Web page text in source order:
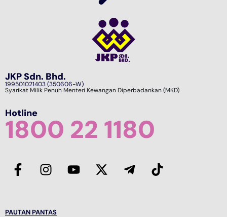
JKP Sdn. Bhd.
199501021403 (350606-W)
Syarikat Milik Penuh Menteri Kewangan Diperbadankan (MKD)
Hotline
1800 22 1180
PAUTAN PANTAS